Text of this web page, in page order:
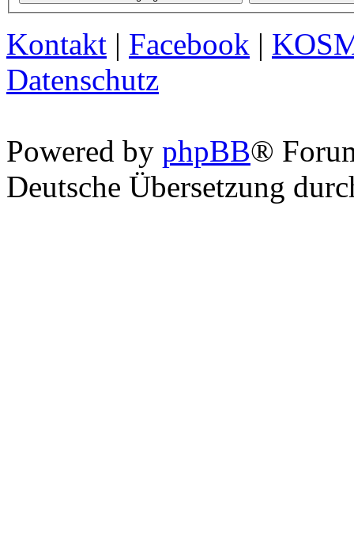
Kontakt | Facebook |
Datenschutz
Powered by phpBB®
Deutsche Übersetzung